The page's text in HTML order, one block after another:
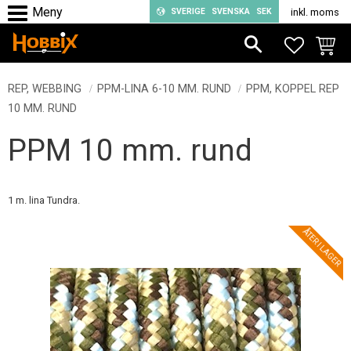
Meny
SVERIGE SVENSKA SEK inkl. moms
REP, WEBBING PPM-LINA 6-10 MM. RUND
PPM, KOPPEL REP
10 MM. RUND
PPM 10 mm. rund
1 m. lina Tundra.
ÅTER I LAGER